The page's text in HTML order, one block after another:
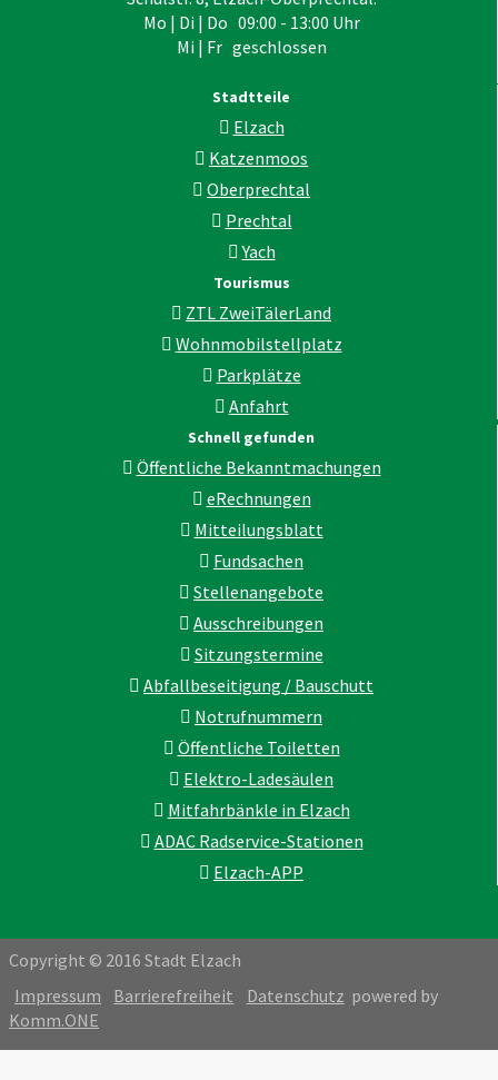
Mo | Di | Do 09:00 - 13:00 Uhr
Mi | Fr geschlossen
Stadtteile
Elzach
Katzenmoos
Oberprechtal
Prechtal
Yach
Tourismus
ZTL ZweiTälerLand
Wohnmobilstellplatz
Parkplätze
Anfahrt
Schnell gefunden
Öffentliche Bekanntmachungen
eRechnungen
Mitteilungsblatt
Fundsachen
Stellenangebote
Ausschreibungen
Sitzungstermine
Abfallbeseitigung / Bauschutt
Notrufnummern
Öffentliche Toiletten
Elektro-Ladesäulen
Mitfahrbänkle in Elzach
ADAC Radservice-Stationen
Elzach-APP
Copyright © 2016 Stadt Elzach
Impressum
Barrierefreiheit Datenschutz powered by
Komm.ONE